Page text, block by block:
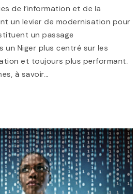
de l’information et de la
un levier de modernisation pour
un passage
un Niger plus centré sur les
et toujours plus performant.
à savoir…